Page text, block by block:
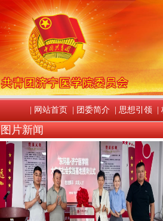
网站首页 团委简介 思想引领
图片新闻